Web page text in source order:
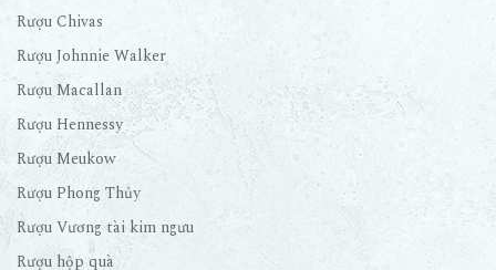
Rượu Chivas
Rượu Johnnie Walker
Rượu Macallan
Rượu Hennessy
Rượu Meukow
Rượu Phong Thủy
Rượu Vương tài kim ngưu
Rượu hộp quà